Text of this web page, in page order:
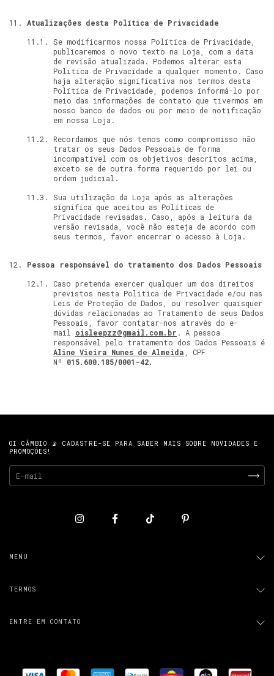
Atualizações desta Política de Privacidade
Se modificarmos nossa Política de Privacidade,
publicaremos o novo texto na Loja, com a data
de revisão atualizada. Podemos alterar esta
Política de Privacidade a qualquer momento. Caso
haja alteração significativa nos termos desta
Política de Privacidade, podemos informá-lo por
meio das informações de contato que tivermos em
nosso banco de dados ou por meio de notificação
em nossa Loja.
Recordamos que nós temos como compromisso não
tratar os seus Dados Pessoais de forma
incompatível com os objetivos descritos acima,
exceto se de outra forma requerido por lei ou
ordem judicial.
Sua utilização da Loja após as alterações
significa que aceitou as Políticas de
Privacidade revisadas. Caso, após a leitura da
versão revisada, você não esteja de acordo com
seus termos, favor encerrar o acesso à Loja.
Pessoa responsável do tratamento dos Dados Pessoais
Caso pretenda exercer qualquer um dos direitos
previstos nesta Política de Privacidade e/ou nas
Leis de Proteção de Dados, ou resolver quaisquer
dúvidas relacionadas ao Tratamento de seus Dados
Pessoais, favor contatar-nos através do e-
mail oisleepzz@gmail.com.br . A pessoa
responsável pelo tratamento dos Dados Pessoais é
Aline Vieira Nunes de Almeida , CPF
Nº 015.600.185/0001-42.
OI CÂMBIO 📡 CADASTRE-SE PARA SABER MAIS SOBRE NOVIDADES E
PROMOÇÕES!
MENU
TERMOS
ENTRE EM CONTATO